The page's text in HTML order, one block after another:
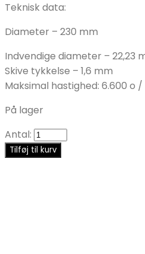
Teknisk data:
Diameter – 230 mm
Indvendige diameter – 22,23
Skive tykkelse – 1,6 mm
Maksimal hastighed: 6.600 o
På lager
Antal:
Tilføj til kurv